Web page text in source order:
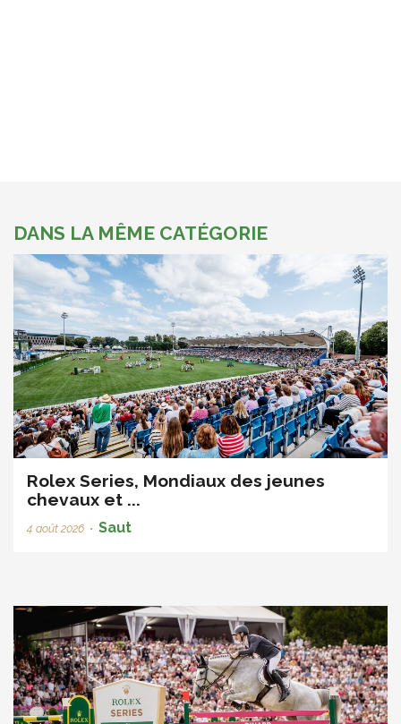
DANS LA MÊME CATÉGORIE
Rolex Series, Mondiaux des jeunes
chevaux et ...
4 août 2026 • Saut